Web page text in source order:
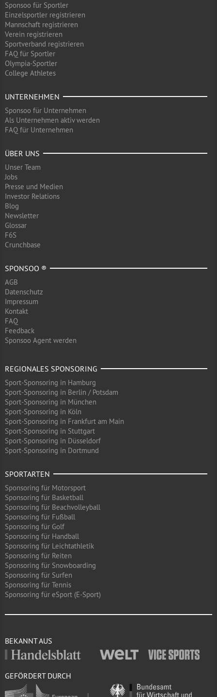
Sponsoo für Sportler
Einzelsportler registrieren
Mannschaft registrieren
Verein registrieren
Sportverband registrieren
FAQ für Sportler
Olympia-Sportler
College Athletes
UNTERNEHMEN
Sponsoo für Unternehmen
Als Unternehmen aktiv werden
FAQ für Unternehmen
ÜBER UNS
Unser Team
Jobs
Presse und Medien
Investor Relations
Blog
Newsletter
Glossar
F6S
Crunchbase
SPONSOO ®
AGB
Datenschutz
Impressum
Kontakt
FAQ
Feedback
Sponsoo Agent werden
REGIONALES SPONSORING
Sport-Sponsoring in Hamburg
Sport-Sponsoring in Berlin / Potsdam
Sport-Sponsoring in München
Sport-Sponsoring in Köln
Sport-Sponsoring in Frankfurt am Main
Sport-Sponsoring in Stuttgart
Sport-Sponsoring in Düsseldorf
Sport-Sponsoring in Dortmund
SPORTARTEN
Sponsoring für Motorsport
Sponsoring für Basketball
Sponsoring für Beachvolleyball
Sponsoring für Fußball
Sponsoring für Golf
Sponsoring für Handball
Sponsoring für Leichtathletik
Sponsoring für Reiten
Sponsoring für Snowboarding
Sponsoring für Surfen
Sponsoring für Tennis
Sponsoring für eSport (E-Sport)
BEKANNT AUS
GEFÖRDERT DURCH